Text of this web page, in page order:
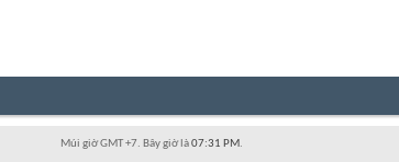
Múi giờ GMT +7. Bây giờ là07:31 PM.